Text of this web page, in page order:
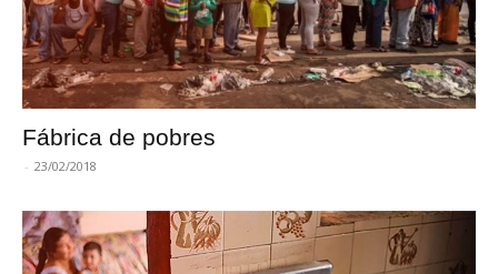
Fábrica de pobres
- 23/02/2018